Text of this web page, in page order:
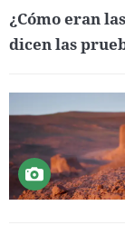
¿Cómo eran
dicen las